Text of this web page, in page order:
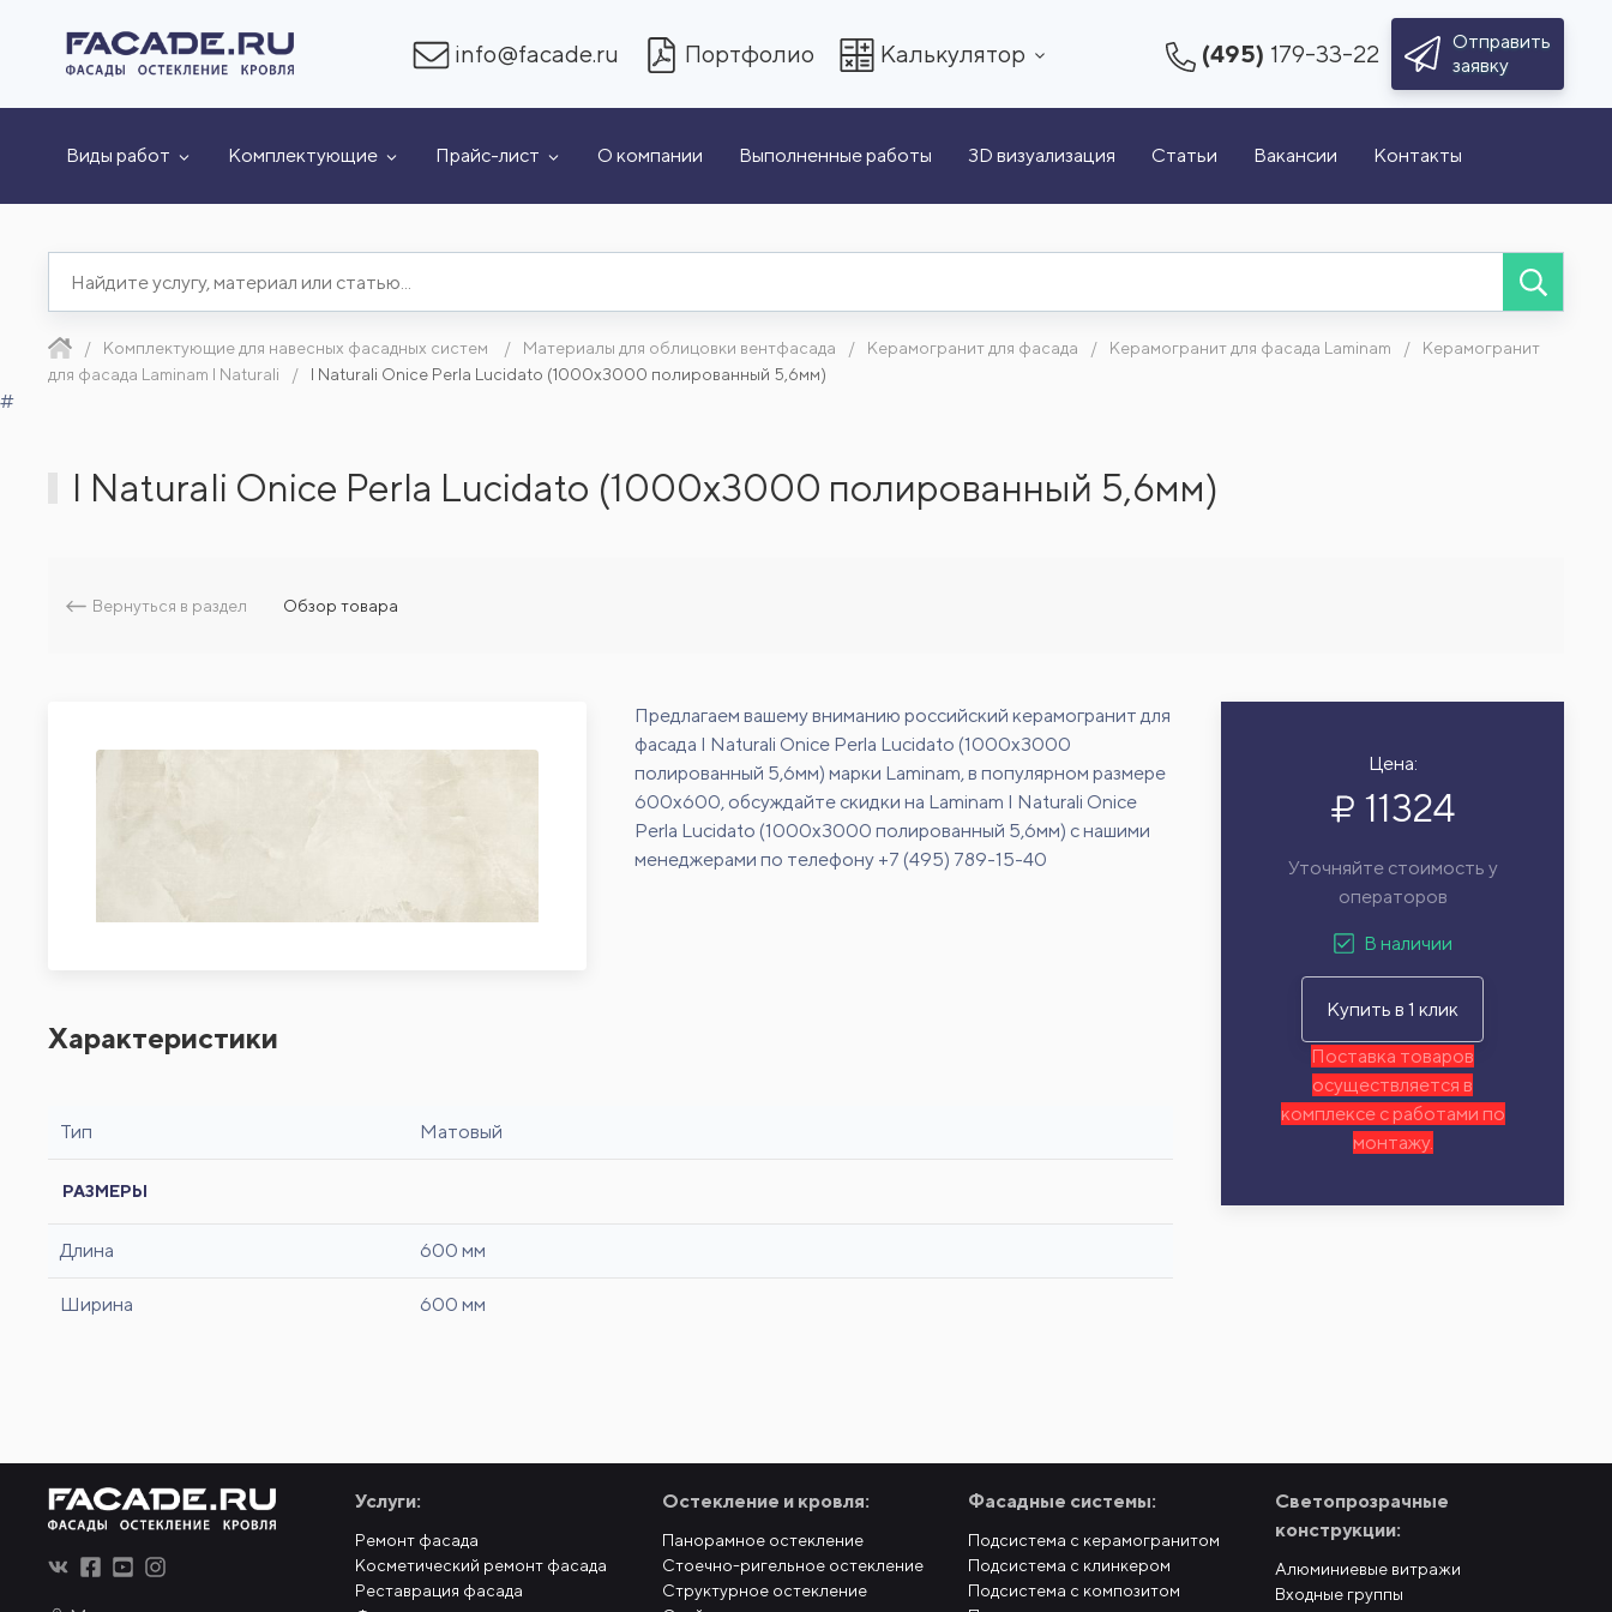
info@facade.ru Портфолио Калькулятор (495) 179-33-22
Отправить
заявку
Виды работ Комплектующие Прайс-лист О компании Выполненные работы 3D визуализация Статьи Вакансии Контакты
Комплектующие для навесных фасадных систем Материалы для облицовки вентфасада Керамогранит для фасада Керамогранит для фасада Laminam
Керамогранит
для фасада Laminam I Naturali
I Naturali Onice Perla Lucidato (1000x3000 полированный 5,6мм)
#
I Naturali Onice Perla Lucidato (1000x3000 полированный 5,6мм)
Вернуться в раздел Обзор товара
Предлагаем вашему вниманию российский керамогранит для
фасада I Naturali Onice Perla Lucidato (1000x3000
полированный 5,6мм) марки Laminam, в популярном размере
600х600, обсуждайте скидки на Laminam I Naturali Onice
Perla Lucidato (1000x3000 полированный 5,6мм) с нашими
менеджерами по телефону +7 (495) 789-15-40
Характеристики
Тип Матовый
РАЗМЕРЫ
Длина 600 мм
Ширина 600 мм
Цена:
11324
Уточняйте стоимость у
операторов
В наличии
Купить в 1 клик
Поставка товаров
осуществляется в
комплексе с работами по
монтажу.
Услуги:
Ремонт фасада
Косметический ремонт фасада
Реставрация фасада
Остекление и кровля:
Панорамное остекление
Стоечно-ригельное остекление
Структурное остекление
Фасадные системы:
Подсистема с керамогранитом
Подсистема с клинкером
Подсистема с композитом
Светопрозрачные
конструкции:
Алюминиевые витражи
Входные группы